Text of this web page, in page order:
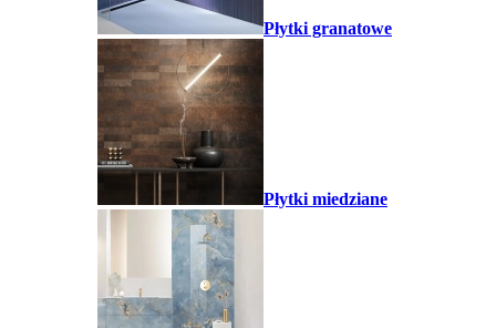
Płytki granatowe
Płytki miedziane